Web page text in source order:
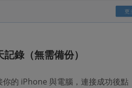
錄（無需備份）
的 iPhone 與電腦，連接成功後點